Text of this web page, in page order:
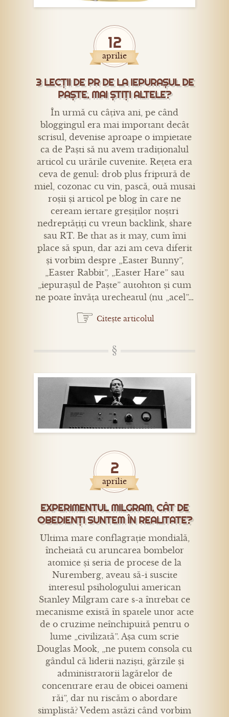
12
aprilie
3 LECȚII DE PR DE LA IEPURAȘUL DE
PAȘTE. MAI ȘTIȚI ALTELE?
În urmă cu câțiva ani, pe când
bloggingul era mai important decât
scrisul, devenise aproape o impietate
ca de Paști să nu avem tradiționalul
articol cu urările cuvenite. Rețeta era
ceva de genul: drob plus friptură de
miel, cozonac cu vin, pască, ouă musai
roșii și articol pe blog în care ne
ceream iertare greșiților noștri
nedreptățiți cu vreun backlink, share
sau RT. Be that as it may, cum îmi
place să spun, dar azi am ceva diferit
și vorbim despre „Easter Bunny”,
„Easter Rabbit”, „Easter Hare” sau
„iepurașul de Paște” autohton și cum
ne poate învăța urecheatul (nu „acel”…
☞ Citește articolul
2
aprilie
EXPERIMENTUL MILGRAM. CÂT DE
OBEDIENȚI SUNTEM ÎN REALITATE?
Ultima mare conflagrație mondială,
încheiată cu aruncarea bombelor
atomice și seria de procese de la
Nuremberg, aveau să-i suscite
interesul psihologului american
Stanley Milgram care s-a întrebat ce
mecanisme există în spatele unor acte
de o cruzime neînchipuită pentru o
lume „civilizată”. Așa cum scrie
Douglas Mook, „ne putem consola cu
gândul că liderii naziști, gărzile și
administratorii lagărelor de
concentrare erau de obicei oameni
răi”, dar nu riscăm o abordare
simplistă? Vedem astăzi când vorbim